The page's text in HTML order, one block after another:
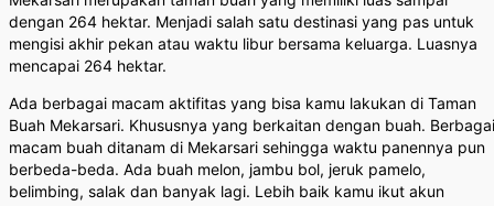
dengan 264 hektar. Menjadi salah satu destinasi yang pas untuk
mengisi akhir pekan atau waktu libur bersama keluarga. Luasnya
mencapai 264 hektar.
Ada berbagai macam aktifitas yang bisa kamu lakukan di Taman
Buah Mekarsari. Khususnya yang berkaitan dengan buah. Berbagai
macam buah ditanam di Mekarsari sehingga waktu panennya pun
berbeda-beda. Ada buah melon, jambu bol, jeruk pamelo,
belimbing, salak dan banyak lagi. Lebih baik kamu ikut akun